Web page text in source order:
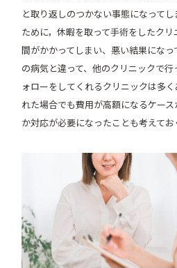
と取り返しのつかない事態になって
ために，休暇を取って手術をしたク
間がかかってしまい、悪い結果にな
の病気と違って、他のクリニックで
ォローをしてくれるクリニックは多
れた場合でも費用が高額になるケー
か対応が必要になったことも考えてお